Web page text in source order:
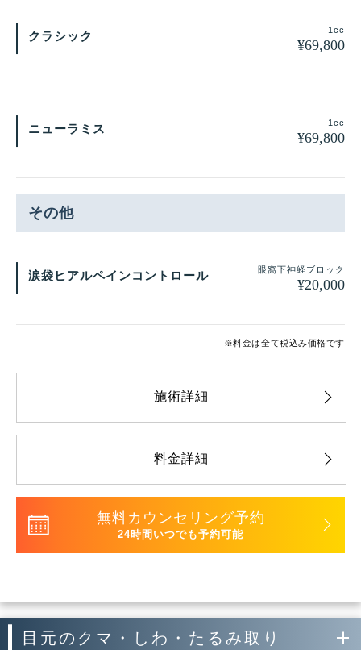
クラシック 1cc
¥69,800
ニューラミス 1cc
¥69,800
その他
涙袋ヒアルペインコントロール 眼窩下神経ブロック
¥20,000
※料金は全て税込み価格です
施術詳細
料金詳細
無料カウンセリング予約
24時間いつでも予約可能
目元のクマ・しわ・たるみ取り